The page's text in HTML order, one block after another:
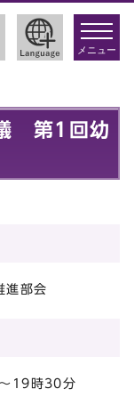
toggle
メニュー
第1回幼
進部会
19時30分